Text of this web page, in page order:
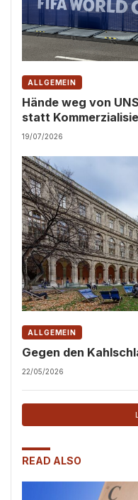
ALLGEMEIN
Hände weg von
statt
19/07/2026
ALLGEMEIN
Gegen den
22/05/2026
READ ALSO